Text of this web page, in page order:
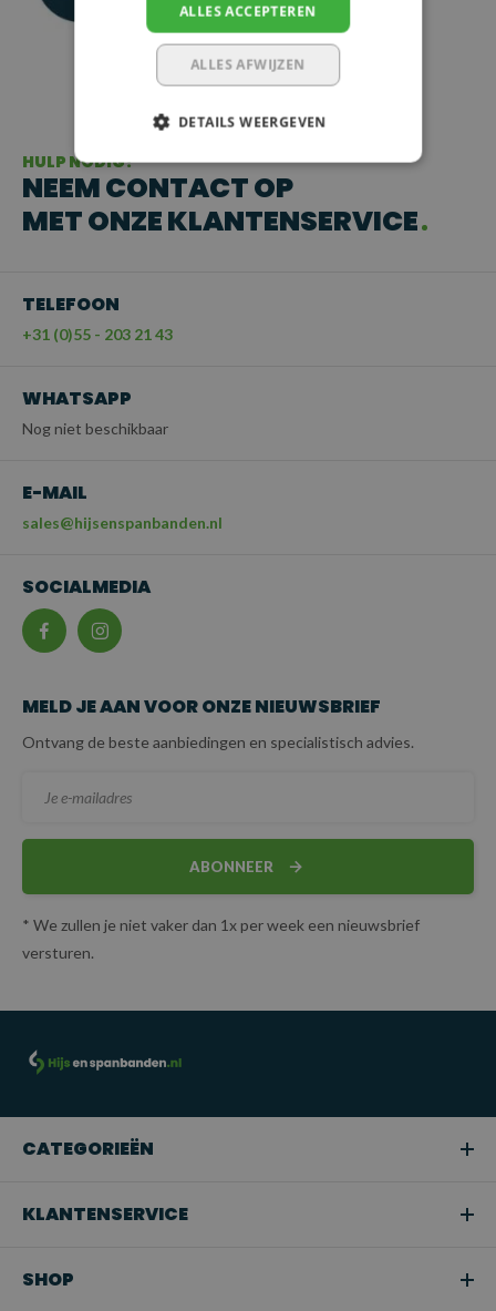
HULP NODIG?
NEEM CONTACT OP
MET ONZE KLANTENSERVICE
TELEFOON
+31 (0)55 - 203 21 43
WHATSAPP
Nog niet beschikbaar
E-MAIL
sales@hijsenspanbanden.nl
SOCIALMEDIA
MELD JE AAN VOOR ONZE NIEUWSBRIEF
Ontvang de beste aanbiedingen en specialistisch advies.
ABONNEER
* We zullen je niet vaker dan 1x per week een nieuwsbrief
versturen.
CATEGORIEËN
KLANTENSERVICE
SHOP
ALLES ACCEPTEREN
ALLES AFWIJZEN
DETAILS WEERGEVEN